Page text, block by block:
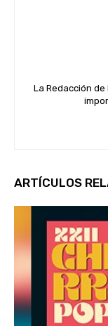
La Redacción
ARTÍCULOS